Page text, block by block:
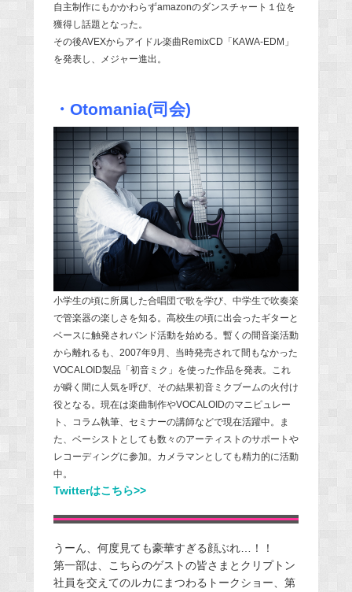
自主制作にもかかわらずamazonのダンスチャート１位を
獲得し話題となった。
その後AVEXからアイドル楽曲RemixCD「KAWA-EDM」
を発表し、メジャー進出。
・Otomania(司会)
小学生の頃に所属した合唱団で歌を学び、中学生で吹奏楽
で管楽器の楽しさを知る。高校生の頃に出会ったギターと
ベースに触発されバンド活動を始める。暫くの間音楽活動
から離れるも、2007年9月、当時発売されて間もなかった
VOCALOID製品「初音ミク」を使った作品を発表。これ
が瞬く間に人気を呼び、その結果初音ミクブームの火付け
役となる。現在は楽曲制作やVOCALOIDのマニピュレー
ト、コラム執筆、セミナーの講師などで現在活躍中。ま
た、ベーシストとしても数々のアーティストのサポートや
レコーディングに参加。カメラマンとしても精力的に活動
中。
Twitterはこちら>>
うーん、何度見ても豪華すぎる顔ぶれ…！！
第一部は、こちらのゲストの皆さまとクリプトン
社員を交えてのルカにまつわるトークショー、第